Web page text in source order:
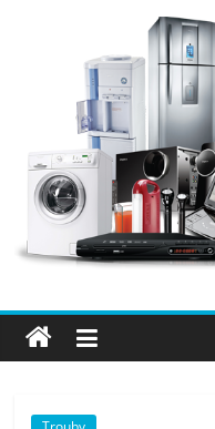
Elektro
OK
–
nejlepší